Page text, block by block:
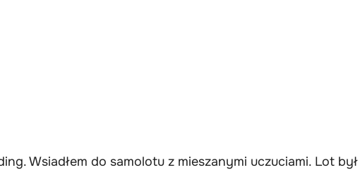
Wsiadłem do samolotu z mieszanymi uczuciami. Lot był